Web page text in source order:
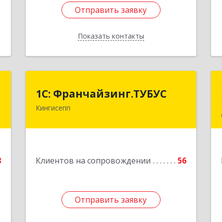
Отправить заявку
Показать контакты
Отправить заявку
Назад
1С: Франчайзинг.ТУБУС
Кингисепп
Клиентов на сопровождении 56
Отправить заявку
1С: Франчайзинг.ТУБУС
Отправить заявку